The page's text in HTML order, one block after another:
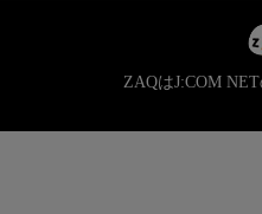
ZAQはJ:COM